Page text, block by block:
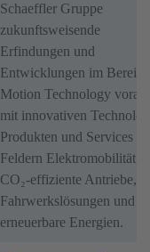
Schaeffler Gruppe
zukunftsweisende
Erfindungen und
Entwicklungen im Bereich
Motion Technology voran
mit innovativen
Produkten und Services in
Feldern Elektromobilität,
CO₂-effiziente Antriebe,
Fahrwerkslösungen und
erneuerbare Energien.